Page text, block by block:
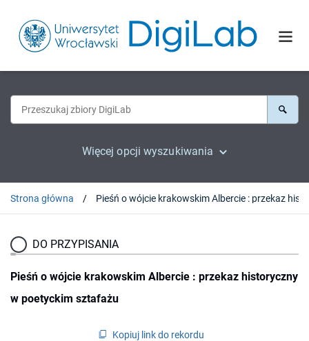
Więcej opcji wyszukiwania
Strona główna
DO PRZYPISANIA
Pieśń o wójcie krakowskim Albercie : przekaz historyczny
w poetyckim sztafażu
Kopiuj link do rekordu